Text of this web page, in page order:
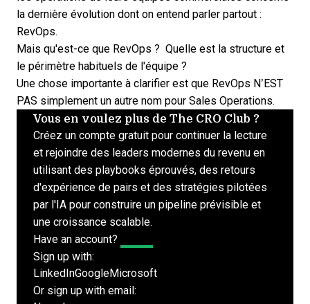
la dernière évolution dont on entend parler partout :
RevOps.
Mais qu'est-ce que RevOps ? Quelle est la structure et
le périmètre habituels de l'équipe ?
Une chose importante à clarifier est que RevOps N’EST
PAS simplement un autre nom pour Sales Operations.
Vous en voulez plus de The CRO Club ?
Créez un compte gratuit pour continuer la lecture
et rejoindre des leaders modernes du revenu en
utilisant des playbooks éprouvés, des retours
d'expérience de pairs et des stratégies pilotées
par l'IA pour construire un pipeline prévisible et
une croissance scalable.
Have an account?
Sign up with:
LinkedInGoogleMicrosoft
Or sign up with email: